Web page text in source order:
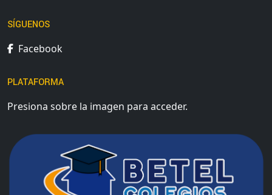
SÍGUENOS
Facebook
PLATAFORMA
Presiona sobre la imagen para acceder.